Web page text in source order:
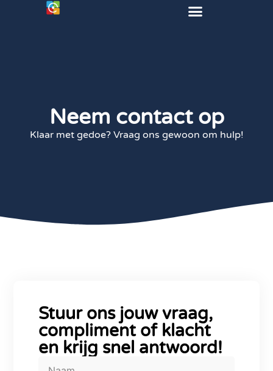
Neem contact op
Klaar met gedoe? Vraag ons gewoon om hulp!
Stuur ons jouw vraag,
compliment of klacht
en krijg snel antwoord!